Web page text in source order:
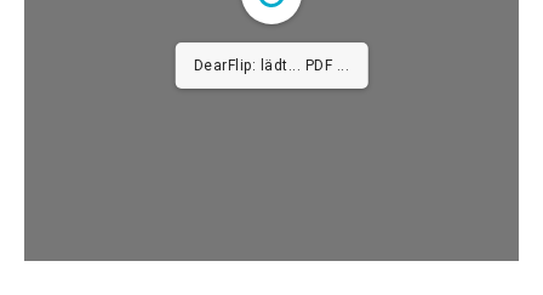
DearFlip: lädt... PDF 100% ...